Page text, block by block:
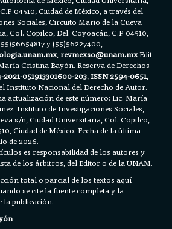
04510, Ciudad de México, a través del
Sociales, Circuito Mario de la Cueva
Col. Copilco, Del. Coyoacán, C.P. 04510,
y (55)56227400,
,revmexso@unam.mxEdit
Cristina Bayón. Reserva de Derechos
2021-051913301600-203,ISSN 2594-0651,
Instituto Nacional del Derecho de Autor.
actualización de este número: Lic. María
Instituto de Investigaciones Sociales,
s/n, Ciudad Universitaria, Col. Copilco,
Ciudad de México. Fecha de la última
de 2026.
es responsabilidad de los autores y
de los árbitros, del Editor o de la UNAM.
total o parcial de los textos aquí
se cite la fuente completa y la
la publicación.